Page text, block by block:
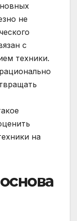
не
с
техники.
на